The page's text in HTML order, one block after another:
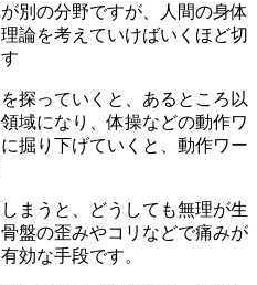
別の分野ですが、人間の身体
論を考えていけばいくほど切
探っていくと、あるところ以
域になり、体操などの動作ワ
掘り下げていくと、動作ワー
まうと、どうしても無理が生
盤の歪みやコリなどで痛みが
効な手段です。